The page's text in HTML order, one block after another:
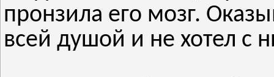
пронзила его мозг.
всей душой и не хотел с